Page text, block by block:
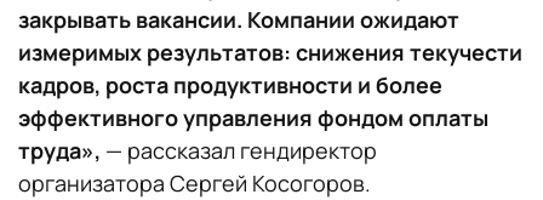
закрывать вакансии. Компании ожидают
измеримых результатов: снижения текучести
кадров, роста продуктивности и более
эффективного управления фондом оплаты
труда», — рассказал гендиректор
организатора Сергей Косогоров.